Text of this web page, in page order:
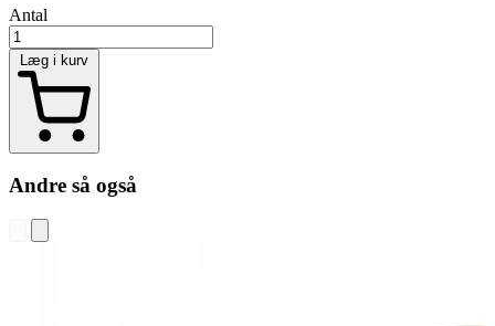
Antal
Læg i kurv
Andre så også